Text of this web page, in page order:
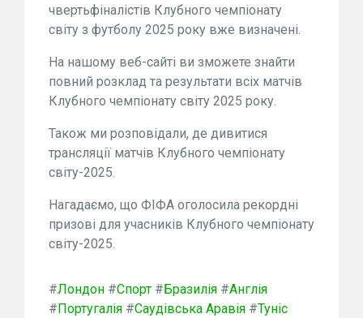
чвертьфіналістів Клубного чемпіонату
світу з футболу 2025 року вже визначені.
На нашому веб-сайті ви зможете знайти
повний розклад та результати всіх матчів
Клубного чемпіонату світу 2025 року.
Також ми розповідали, де дивитися
трансляції матчів Клубного чемпіонату
світу-2025.
Нагадаємо, що ФІФА оголосила рекордні
призові для учасників Клубного чемпіонату
світу-2025.
#Лондон #Спорт # Бразилія #Англія
# Португалія #Саудівська Аравія #Туніс